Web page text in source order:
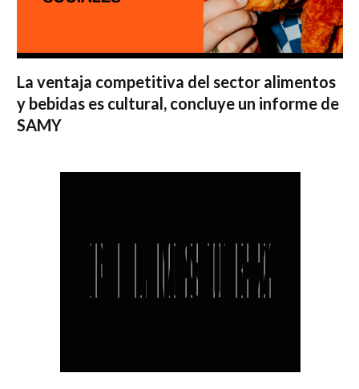
La ventaja competitiva del sector alimentos
y bebidas es cultural, concluye un informe de
SAMY